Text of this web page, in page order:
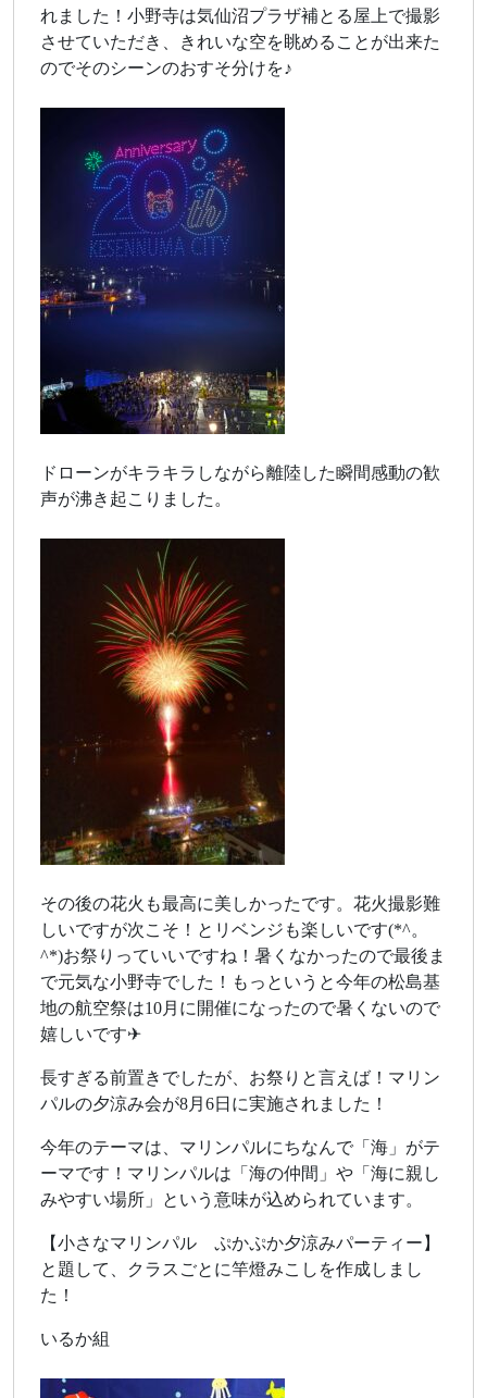
れました！小野寺は気仙沼プラザ補とる屋上で撮影
させていただき、きれいな空を眺めることが出来た
のでそのシーンのおすそ分けを♪
ドローンがキラキラしながら離陸した瞬間感動の歓
声が沸き起こりました。
その後の花火も最高に美しかったです。花火撮影難
しいですが次こそ！とリベンジも楽しいです(*^。
^*)お祭りっていいですね！暑くなかったので最後ま
で元気な小野寺でした！もっというと今年の松島基
地の航空祭は10月に開催になったので暑くないので
嬉しいです✈
長すぎる前置きでしたが、お祭りと言えば！マリン
パルの夕涼み会が8月6日に実施されました！
今年のテーマは、マリンパルにちなんで「海」がテ
ーマです！マリンパルは「海の仲間」や「海に親し
みやすい場所」という意味が込められています。
【小さなマリンパル ぷかぷか夕涼みパーティー】
と題して、クラスごとに竿燈みこしを作成しまし
た！
いるか組